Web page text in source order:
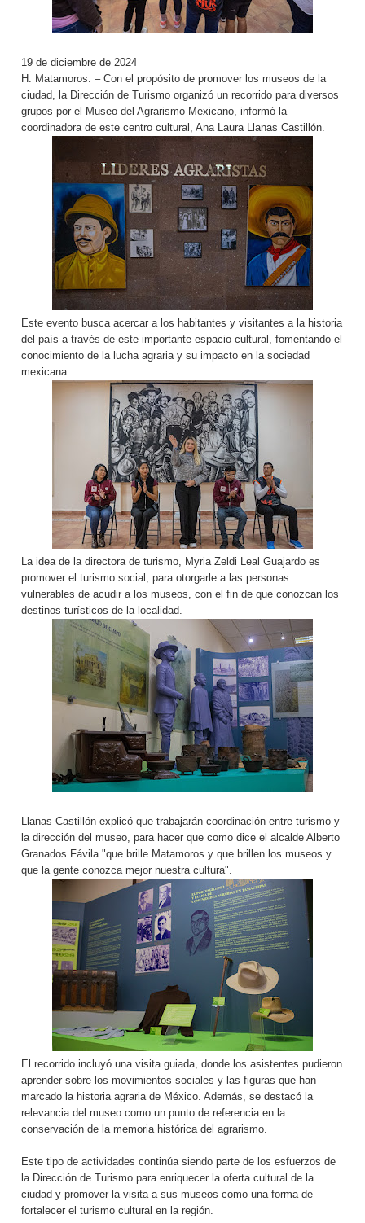
19 de diciembre de 2024
H. Matamoros. – Con el propósito de promover los museos de la
ciudad, la Dirección de Turismo organizó un recorrido para diversos
grupos por el Museo del Agrarismo Mexicano, informó la
coordinadora de este centro cultural, Ana Laura Llanas Castillón.
Este evento busca acercar a los habitantes y visitantes a la historia
del país a través de este importante espacio cultural, fomentando el
conocimiento de la lucha agraria y su impacto en la sociedad
mexicana.
La idea de la directora de turismo, Myria Zeldi Leal Guajardo es
promover el turismo social, para otorgarle a las personas
vulnerables de acudir a los museos, con el fin de que conozcan los
destinos turísticos de la localidad.
Llanas Castillón explicó que trabajarán coordinación entre turismo y
la dirección del museo, para hacer que como dice el alcalde Alberto
Granados Fávila "que brille Matamoros y que brillen los museos y
que la gente conozca mejor nuestra cultura".
El recorrido incluyó una visita guiada, donde los asistentes pudieron
aprender sobre los movimientos sociales y las figuras que han
marcado la historia agraria de México. Además, se destacó la
relevancia del museo como un punto de referencia en la
conservación de la memoria histórica del agrarismo.
Este tipo de actividades continúa siendo parte de los esfuerzos de
la Dirección de Turismo para enriquecer la oferta cultural de la
ciudad y promover la visita a sus museos como una forma de
fortalecer el turismo cultural en la región.